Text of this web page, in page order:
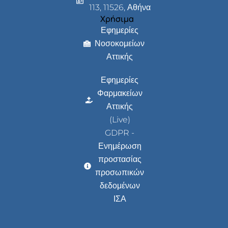
113, 11526, Αθήνα
Χρήσιμα
Εφημερίες
Νοσοκομείων
Αττικής
Εφημερίες
Φαρμακείων
Αττικής
(Live)
GDPR -
Ενημέρωση
προστασίας
προσωπικών
δεδομένων
ΙΣΑ